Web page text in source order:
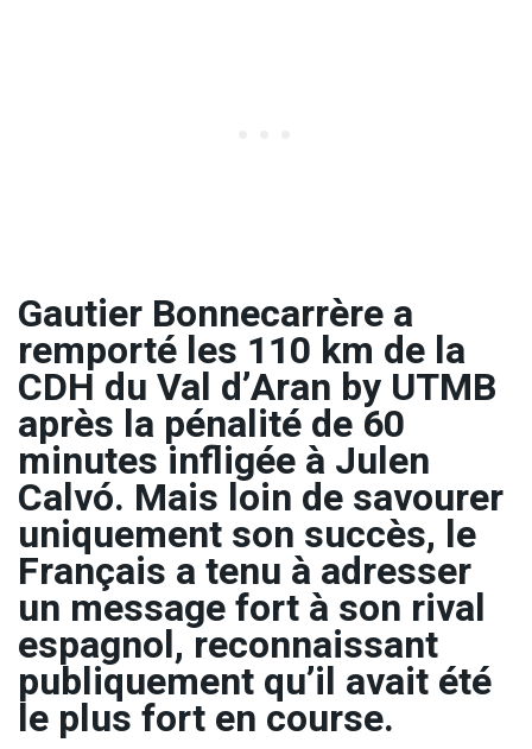
Gautier Bonnecarrère a
remporté les 110 km de la
CDH du Val d’Aran by UTMB
après la pénalité de 60
minutes infligée à Julen
Calvó. Mais loin de savourer
uniquement son succès, le
Français a tenu à adresser
un message fort à son rival
espagnol, reconnaissant
publiquement qu’il avait été
le plus fort en course.